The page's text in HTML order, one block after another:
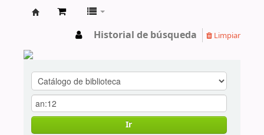
Historial de búsqueda Limpiar
Ir